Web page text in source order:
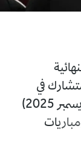
في
نهائيات كأس العرب للأمم فيفا (1-18 ديسمبر 2025)